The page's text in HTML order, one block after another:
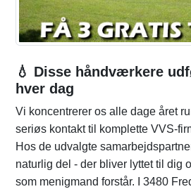
💧 Disse håndværkere
hver dag
Vi koncentrerer os alle dage året
seriøs kontakt til komplette VVS-
Hos de udvalgte
naturlig del - der bliver lyttet til dig
som menigmand forstår. I 3480